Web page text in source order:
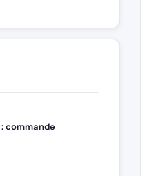
commande